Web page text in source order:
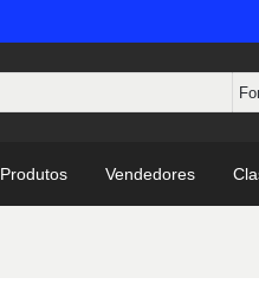
Produtos Vendedores